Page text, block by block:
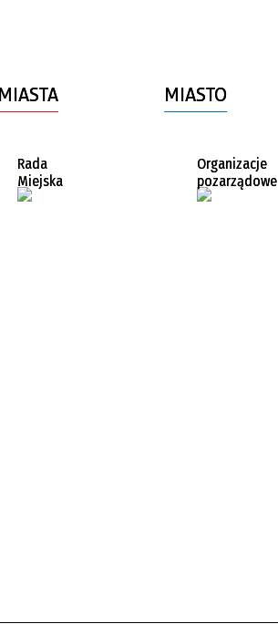
MIASTO
Rada
Miejska
Organizacje
pozarządowe